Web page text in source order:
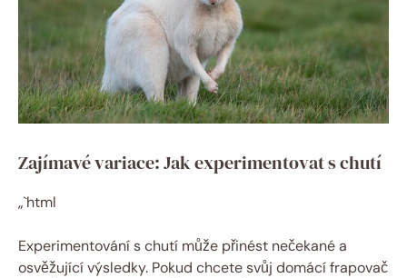
Zajímavé variace: Jak experimentovat s chutí
„`html
Experimentování s chutí může přinést nečekané a
osvěžující výsledky. Pokud chcete svůj domácí frapovač